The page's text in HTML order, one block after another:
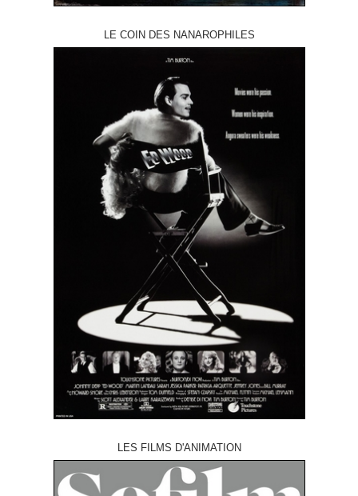
LE COIN DES NANAROPHILES
LES FILMS D'ANIMATION